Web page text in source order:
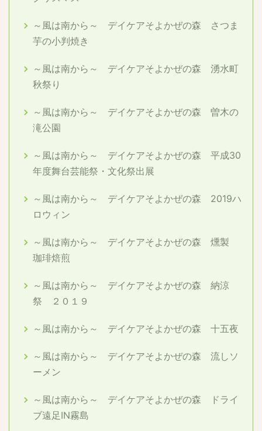
～風は南から～ デイケアそよかぜの森 さつま
芋の小判焼き
～風は南から～ デイケアそよかぜの森 湧水町
秋祭り
～風は南から～ デイケアそよかぜの森 曽木の
滝公園
～風は南から～ デイケアそよかぜの森 平成30
年度舞台芸能祭・文化祭出展
～風は南から～ デイケアそよかぜの森 2019ハ
ロウィン
～風は南から～ デイケアそよかぜの森 燻製
珈琲焙煎
～風は南から～ デイケアそよかぜの森 納涼
祭 ２０１９
～風は南から～ デイケアそよかぜの森 十五夜
～風は南から～ デイケアそよかぜの森 流しソ
ーメン
～風は南から～ デイケアそよかぜの森 ドライ
ブ遠足IN霧島